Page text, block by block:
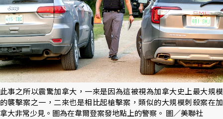
此事之所以震驚加拿大，一來是因為這被視為加拿大史上最大規模
的襲擊案之一，二來也是相比起槍擊案，類似的大規模刺殺案在加
拿大非常少見。圖為在韋爾登案發地點上的警察。 圖／美聯社